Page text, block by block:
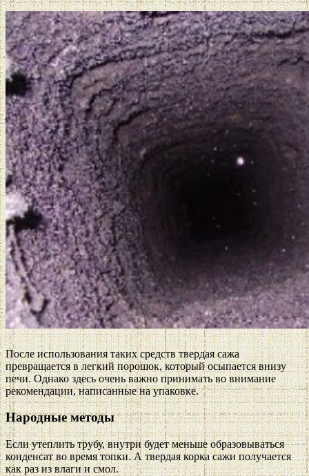
После использования таких средств твердая сажа
превращается в легкий порошок, который осыпается внизу
печи. Однако здесь очень важно принимать во внимание
рекомендации, написанные на упаковке.
Народные методы
Если утеплить трубу, внутри будет меньше образовываться
конденсат во время топки. А твердая корка сажи получается
как раз из влаги и смол.